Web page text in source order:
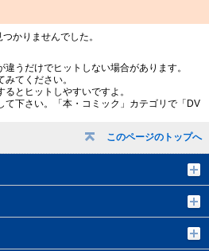
このページのトップへ
かりませんでした。
違うだけでヒットしない場合があります。
てください。
とヒットしやすいですよ。
て下さい。「本・コミック」カテゴリで「DV